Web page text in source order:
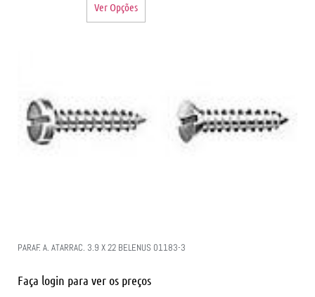
Ver Opções
PARAF. A. ATARRAC. 3.9 X 22 BELENUS 01183-3
Faça login para ver os preços